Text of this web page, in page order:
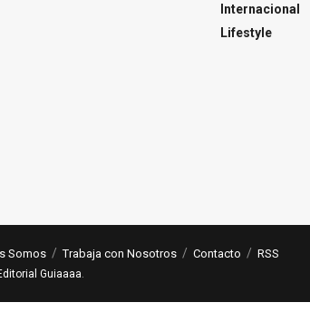
Internacional
Lifestyle
Somos Trabaja con Nosotros Contacto RSS
Guiaaaa